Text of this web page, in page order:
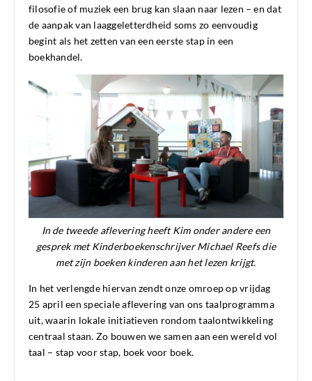
filosofie of muziek een brug kan slaan naar lezen – en dat
de aanpak van laaggeletterdheid soms zo eenvoudig
begint als het zetten van een eerste stap in een
boekhandel.
In de tweede aflevering heeft Kim onder andere een
gesprek met Kinderboekenschrijver Michael Reefs die
met zijn boeken kinderen aan het lezen krijgt.
In het verlengde hiervan zendt onze omroep op vrijdag
25 april een speciale aflevering van ons taalprogramma
uit, waarin lokale initiatieven rondom taalontwikkeling
centraal staan. Zo bouwen we samen aan een wereld vol
taal – stap voor stap, boek voor boek.